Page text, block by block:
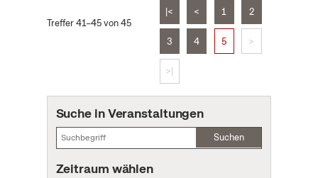
Treffer 41–45 von 45
|< < 1 2
3 4 5 >
>|
Suche in Veranstaltungen
Suchen
Zeitraum wählen